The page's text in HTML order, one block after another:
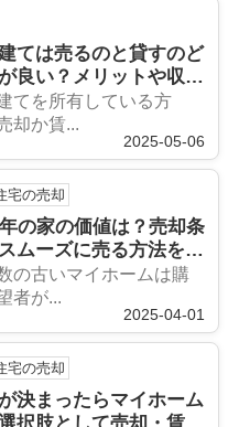
ては売るのと貸すのど
良い？メリットや収支
ても解説
てを所有している方
却か賃...
2025-05-06
宅の売却
の家の価値は？売却条
ムーズに売る方法を解
の古いマイホームは購
者が...
2025-04-01
宅の売却
決まったらマイホーム